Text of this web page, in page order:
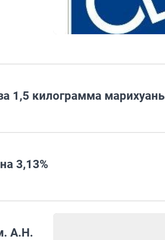
1,5 килограмма
3,13%
А.Н.